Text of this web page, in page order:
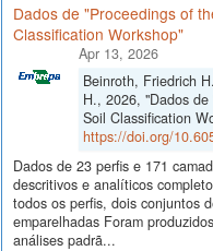
Dados de "Proceedings of
Classification Workshop"
Apr 13, 2026
Beinroth, Friedrich
H., 2026, "Dados
Soil Classification
https://doi.org/
Dados de 23 perfis e 171
descritivos e analíticos
todos os perfis, dois conjuntos
emparelhadas Foram
análises padrã...